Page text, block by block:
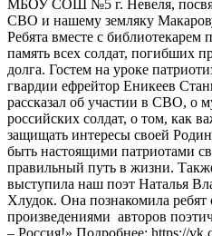
МБОУ СОШ №5 г. Невеля,
СВО и нашему земляку
Ребята вместе с
память всех солдат, погибших
долга. Гостем на уроке
гвардии ефрейтор Еникеев
рассказал об участии в СВО, о
российских солдат, о том, как
защищать интересы своей
быть настоящими патриотами
правильный путь в жизни.
выступила наш поэт Наталья
Хлудок. Она познакомила ребят
произведениями авторов
– Россия!» Подробнее: https://